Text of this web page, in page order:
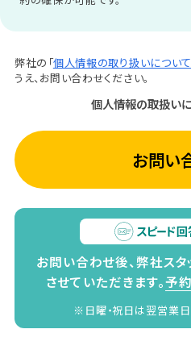
弊社の「個人情報の取り扱いについて
うえ、お問い合わせください。
個人情報の取扱い
お問い
お問い合わせ後、弊社ス
させていただきます。予
※日曜・祝日は翌営業日